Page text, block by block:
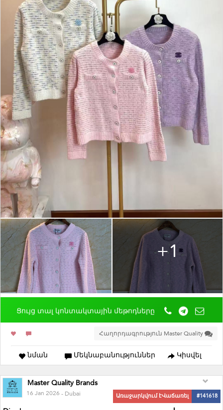
+1
Ցույց տալ կոնտակտային մեթոդները
Հաղորդագրություն Master Quality
նման Մեկնաբանություններ Կիսվել
Master Quality Brands
16 Jan 2026- Dubai Առաջարկվում էՎաճառել #141618